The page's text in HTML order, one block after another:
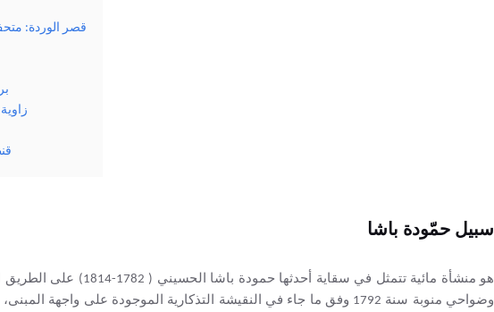
قصر الوردة:
سبيل حمّودة باشا
هو منشأة مائية تتمثل في سقاية
وضواحي منوبة سنة 1792 وفق ما جاء في النقيشة التذكارية الموجودة على واجهة